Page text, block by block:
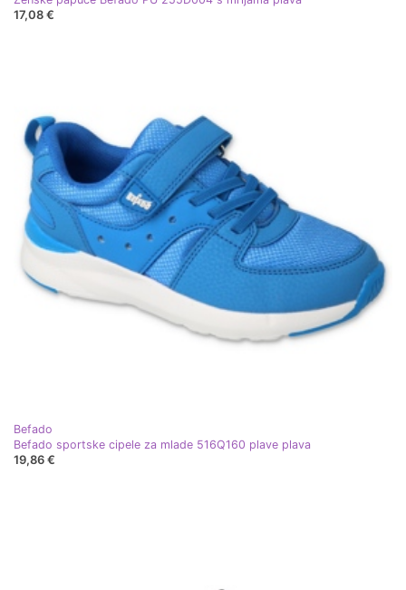
17,08 €
Befado
Befado sportske cipele za mlade 516Q160 plave plava
19,86 €